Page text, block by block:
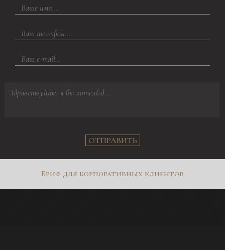
ОТПРАВИТЬ
Бриф для корпоративных клиентов